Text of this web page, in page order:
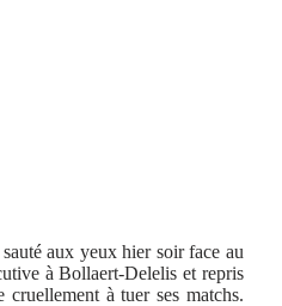
aux yeux hier soir face au
à Bollaert-Delelis et repris
à tuer ses matchs.